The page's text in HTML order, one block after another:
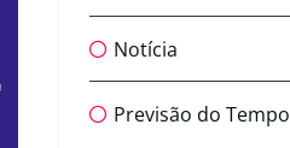
Notícia
Previsão do Tempo